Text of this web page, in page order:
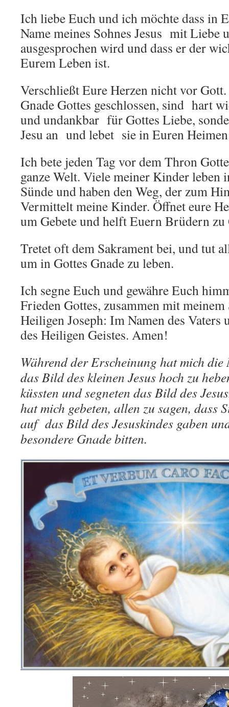
Ich liebe Euch und ich möchte dass in
Name meines Sohnes Jesus mit Liebe
ausgesprochen wird und dass er der
Eurem Leben ist.
Verschließt Eure Herzen nicht vor
Gnade Gottes geschlossen, sind hart
und undankbar für Gottes Liebe,
Jesu an und lebet sie in Euren
Ich bete jeden Tag vor dem Thron
ganze Welt. Viele meiner Kinder leben
Sünde und haben den Weg, der zum
Vermittelt meine Kinder. Öffnet eure
um Gebete und helft Euern Brüdern zu
Tretet oft dem Sakrament bei, und tut
um in Gottes Gnade zu leben.
Ich segne Euch und gewähre Euch
Frieden Gottes, zusammen mit meinem
Heiligen Joseph: Im Namen des Vaters
des Heiligen Geistes. Amen!
Während der Erscheinung hat mich die
das Bild des kleinen Jesus hoch zu
küssten und segneten das Bild des
hat mich gebeten, allen zu sagen, dass
auf das Bild des Jesuskindes gaben
besondere Gnade bitten.